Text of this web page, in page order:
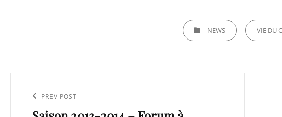
CATEGORIESNEWS VIE DU
l’article
Previous
Post
PREV POST